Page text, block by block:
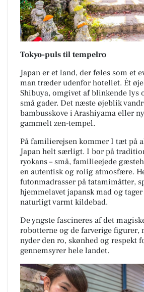
Tokyo-puls til tempelro
Japan er et land, der føles som et
man træder udenfor hotellet. Ét
Shibuya, omgivet af blinkende lys
små gader. Det næste øjeblik
bambusskove i Arashiyama eller
gammelt zen-tempel.
På familierejsen kommer I tæt på
Japan helt særligt. I bor på
ryokans – små, familieejede
en autentisk og rolig atmosfære.
futonmadrasser på tatamimåtter,
hjemmelavet japansk mad og
naturligt varmt kildebad.
De yngste fascineres af det
robotterne og de farverige figurer,
nyder den ro, skønhed og respekt
gennemsyrer hele landet.